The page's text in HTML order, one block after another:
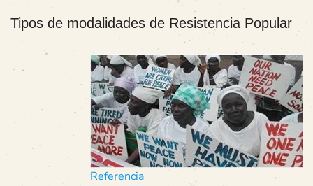
Tipos de modalidades de Resistencia Popular
Referencia